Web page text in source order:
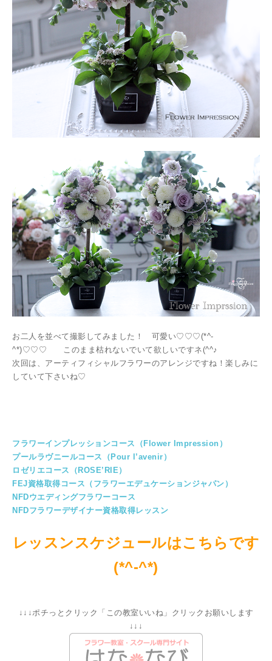
お二人を並べて撮影してみました！ 可愛い♡♡♡(*^-
^*)♡♡♡ このまま枯れないでいて欲しいですネ(^^♪
次回は、アーティフィシャルフラワーのアレンジですね！楽しみに
していて下さいね♡
フラワーインプレッションコース（Flower Impression）
プールラヴニールコース（Pour l’avenir）
ロゼリエコース（ROSE’RIE）
FEJ資格取得コース（フラワーエデュケーションジャパン）
NFDウエディングフラワーコース
NFDフラワーデザイナー資格取得レッスン
レッスンスケジュールはこちらです
(*^-^*)
↓↓↓ポチっとクリック「この教室いいね」クリックお願いします
↓↓↓